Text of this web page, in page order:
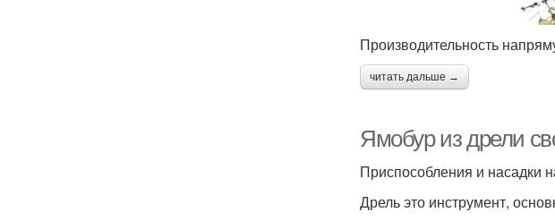
Производительность
читать дальше →
Ямобур из дрели
Приспособления и насадки
Дрель это инструмент,